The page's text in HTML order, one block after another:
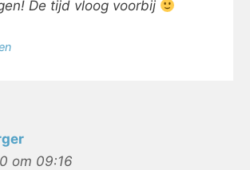
De tijd vloog voorbij
om 09:16